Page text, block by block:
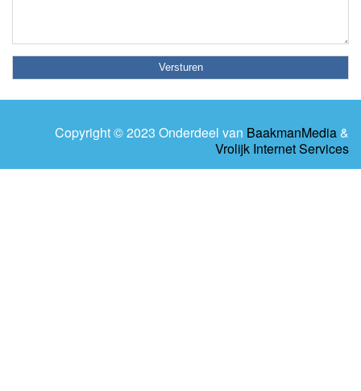
Copyright © 2023 Onderdeel van BaakmanMedia &
Vrolijk Internet Services